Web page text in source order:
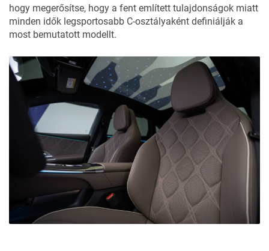
hogy megerősítse, hogy a fent említett tulajdonságok miatt
minden idők legsportosabb C-osztályaként definiálják a
most bemutatott modellt.